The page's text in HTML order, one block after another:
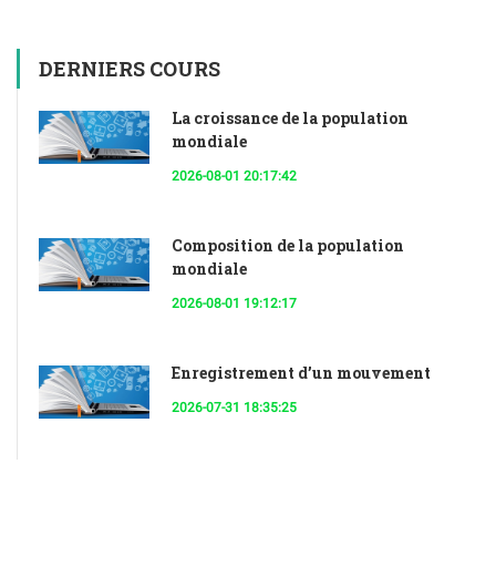
DERNIERS COURS
La croissance de la population
mondiale
2026-08-01 20:17:42
Composition de la population
mondiale
2026-08-01 19:12:17
Enregistrement d’un mouvement
2026-07-31 18:35:25